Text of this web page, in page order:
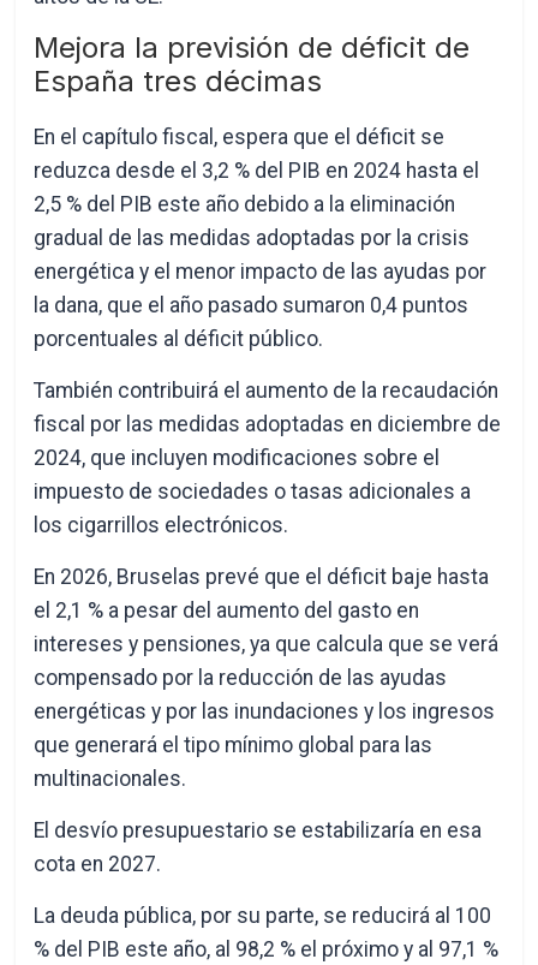
Mejora la previsión de déficit de
España tres décimas
En el capítulo fiscal, espera que el déficit se
reduzca desde el 3,2 % del PIB en 2024 hasta el
2,5 % del PIB este año debido a la eliminación
gradual de las medidas adoptadas por la crisis
energética y el menor impacto de las ayudas por
la dana, que el año pasado sumaron 0,4 puntos
porcentuales al déficit público.
También contribuirá el aumento de la recaudación
fiscal por las medidas adoptadas en diciembre de
2024, que incluyen modificaciones sobre el
impuesto de sociedades o tasas adicionales a
los cigarrillos electrónicos.
En 2026, Bruselas prevé que el déficit baje hasta
el 2,1 % a pesar del aumento del gasto en
intereses y pensiones, ya que calcula que se verá
compensado por la reducción de las ayudas
energéticas y por las inundaciones y los ingresos
que generará el tipo mínimo global para las
multinacionales.
El desvío presupuestario se estabilizaría en esa
cota en 2027.
La deuda pública, por su parte, se reducirá al 100
% del PIB este año, al 98,2 % el próximo y al 97,1 %